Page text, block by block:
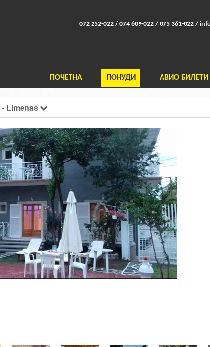
072 252-022 / 074 609-022 / 075 361-022 /
ПОЧЕТНА ПОНУДИ АВИО БИЛЕТИ
Limenas